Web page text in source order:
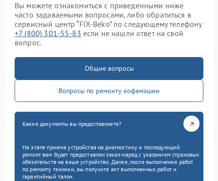
Вы можете ознакомиться с приведенными ниже
часто задаваемыми вопросами, либо обратиться в
сервисный центр “FIX-Beko” по следующему телефону
+7 (800) 301-55-83 если не нашли ответ на свой
вопрос.
Общие вопросы
Вопросы по ремонту кофемашин
Какие документы вы предоставляете?
На этапе приема устройства на диагностику и последующий
ремонт вам будет предоставлен заказ-наряд с указанием страховых
обязательств на ваше устройство. Далее, после выполнения работ
по ремонту техники, вы получите акт выполненных работ и
гарантийный талон.